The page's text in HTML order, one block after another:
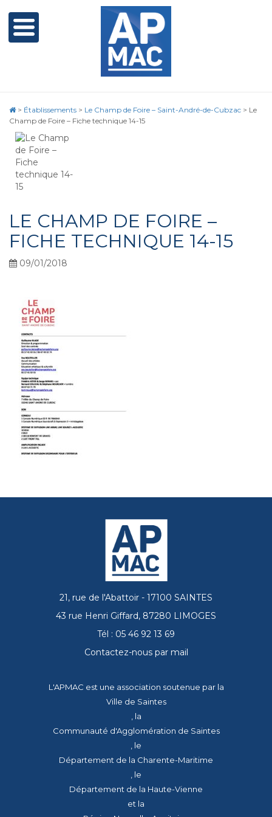
> Établissements > Le Champ de Foire – Saint-André-de-Cubzac > Le
Champ de Foire – Fiche technique 14-15
LE CHAMP DE FOIRE –
FICHE TECHNIQUE 14-15
09/01/2018
21, rue de l'Abattoir - 17100 SAINTES
43 rue Henri Giffard, 87280 LIMOGES
Tél : 05 46 92 13 69
Contactez-nous par mail
L'APMAC est une association soutenue par la
Ville de Saintes
, la
Communauté d'Agglomération de Saintes
, le
Département de la Charente-Maritime
, le
Département de la Haute-Vienne
et la